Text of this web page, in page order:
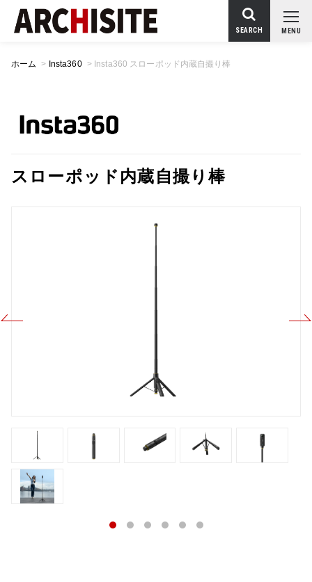
MENU
SEARCH
ホーム > Insta360 > Insta360 スローポッド内蔵自撮り棒
スローポッド内蔵自撮り棒